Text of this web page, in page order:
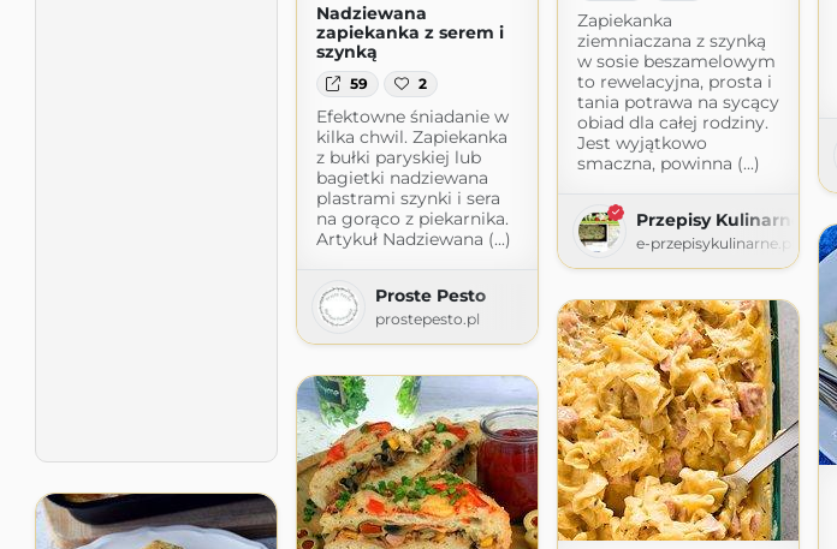
Zapiekanka
ziemniaczana z szynką
w sosie beszamelowym
to rewelacyjna, prosta i
tania potrawa na sycący
obiad dla całej rodziny.
Jest wyjątkowo
smaczna, powinna (...)
Przepisy Kulinarne
e-przepisykulinarne.pl
Nadziewana
zapiekanka z serem i
szynką
59 2
Efektowne śniadanie w
kilka chwil. Zapiekanka
z bułki paryskiej lub
bagietki nadziewana
plastrami szynki i sera
na gorąco z piekarnika.
Artykuł Nadziewana (...)
Proste Pesto
prostepesto.pl